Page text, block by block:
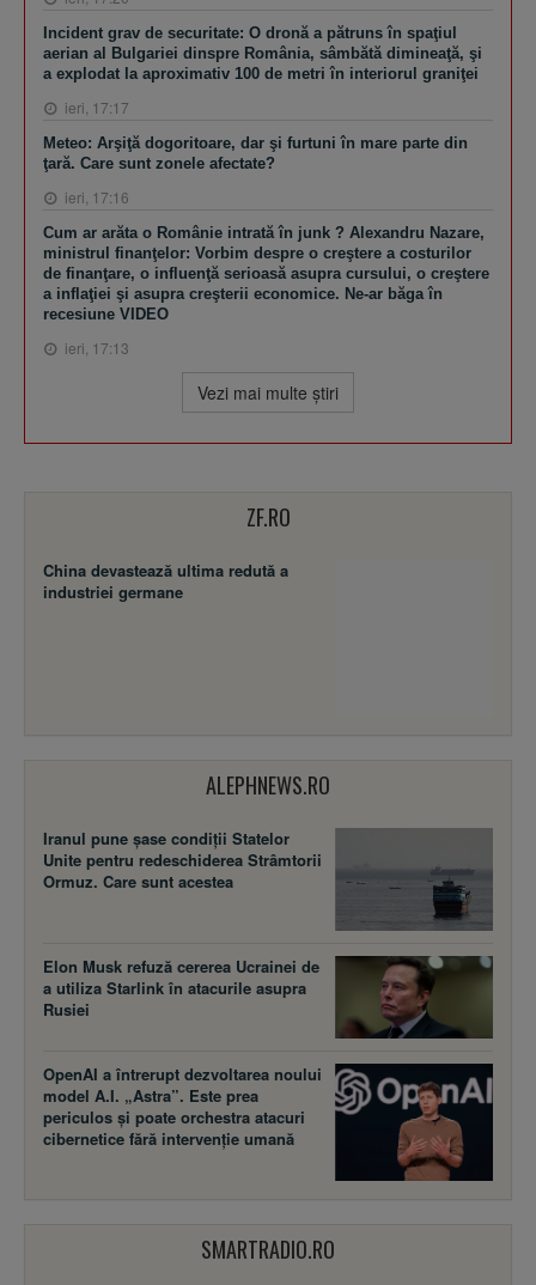
Incident grav de securitate: O dronă a pătruns în spaţiul
aerian al Bulgariei dinspre România, sâmbătă dimineaţă, şi
a explodat la aproximativ 100 de metri în interiorul graniţei
ieri, 17:17
Meteo: Arşiţă dogoritoare, dar şi furtuni în mare parte din
ţară. Care sunt zonele afectate?
ieri, 17:16
Cum ar arăta o Românie intrată în junk ? Alexandru Nazare,
ministrul finanţelor: Vorbim despre o creştere a costurilor
de finanţare, o influenţă serioasă asupra cursului, o creştere
a inflaţiei şi asupra creşterii economice. Ne-ar băga în
recesiune VIDEO
ieri, 17:13
Vezi mai multe ştiri
ZF.RO
China devastează ultima redută a
industriei germane
ALEPHNEWS.RO
Iranul pune șase condiții Statelor
Unite pentru redeschiderea Strâmtorii
Ormuz. Care sunt acestea
Elon Musk refuză cererea Ucrainei de
a utiliza Starlink în atacurile asupra
Rusiei
OpenAI a întrerupt dezvoltarea noului
model A.I. „Astra”. Este prea
periculos și poate orchestra atacuri
cibernetice fără intervenție umană
SMARTRADIO.RO